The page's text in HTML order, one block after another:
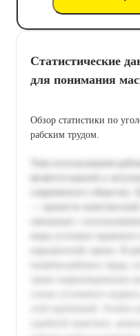
Статистические
для понимания
Обзор статистики по
рабским трудом.